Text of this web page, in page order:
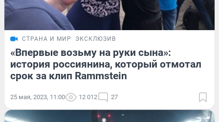
СТРАНА И МИР ЭКСКЛЮЗИВ
«Впервые возьму на руки сына»:
история россиянина, который отмотал
срок за клип Rammstein
25 мая, 2023, 11:00 12 012 27